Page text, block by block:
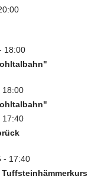
18:00
18:00
17:40
- 17:40